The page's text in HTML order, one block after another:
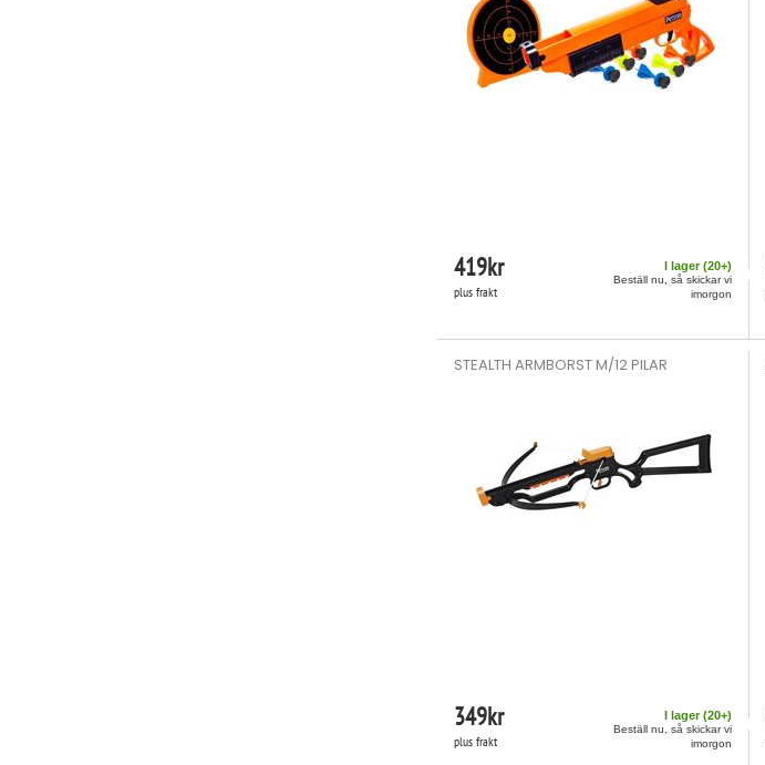
419kr
plus frakt
I lager (20+)
Beställ nu, så skickar vi
imorgon
STEALTH ARMBORST M/12 PILAR
349kr
plus frakt
I lager (20+)
Beställ nu, så skickar vi
imorgon